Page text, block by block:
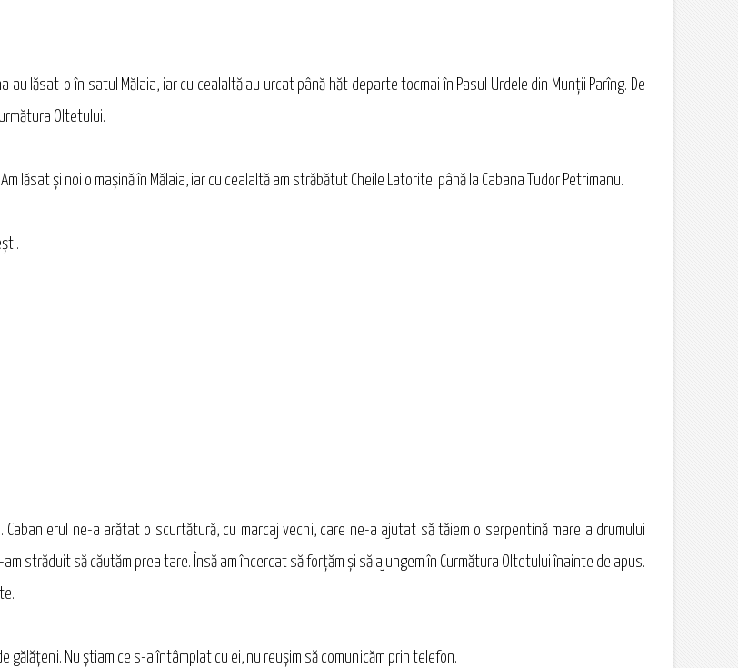
au lăsat-o în satul Mălaia, iar cu cealaltă au urcat până hăt departe tocmai în Pasul Urdele din Munţii Parîng. De
Oltetului.
lăsat şi noi o maşină în Mălaia, iar cu cealaltă am străbătut Cheile Latoritei până la Cabana Tudor Petrimanu.
Cabanierul ne-a arătat o scurtătură, cu marcaj vechi, care ne-a ajutat să tăiem o serpentină mare a drumului
străduit să căutăm prea tare. Însă am încercat să forţăm şi să ajungem în Curmătura Oltetului înainte de apus.
gălățeni. Nu ştiam ce s-a întâmplat cu ei, nu reuşim să comunicăm prin telefon.